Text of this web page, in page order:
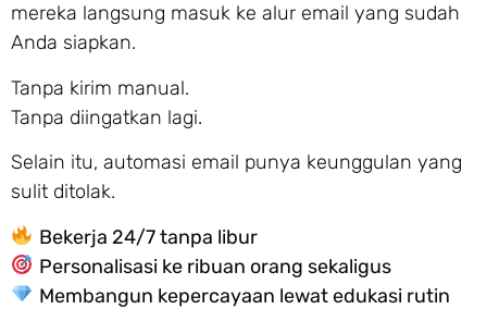
mereka langsung masuk ke alur email yang sudah
Anda siapkan.
Tanpa kirim manual.
Tanpa diingatkan lagi.
Selain itu, automasi email punya keunggulan yang
sulit ditolak.
Bekerja 24/7 tanpa libur
Personalisasi ke ribuan orang sekaligus
Membangun kepercayaan lewat edukasi rutin